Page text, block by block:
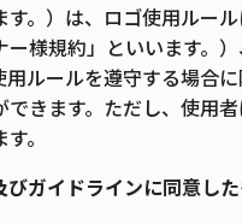
。）は、ロゴ使用ルール
様規約」といいます。
ルールを遵守する場合
きます。ただし、使用
。
ガイドラインに同意した